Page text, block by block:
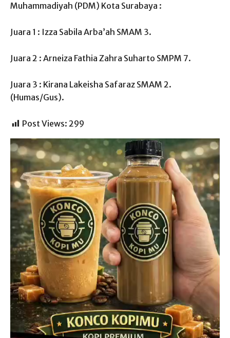
Muhammadiyah (PDM) Kota Surabaya :
Juara 1 : Izza Sabila Arba’ah SMAM 3.
Juara 2 : Arneiza Fathia Zahra Suharto SMPM 7.
Juara 3 : Kirana Lakeisha Safaraz SMAM 2.
(Humas/Gus).
Post Views: 299